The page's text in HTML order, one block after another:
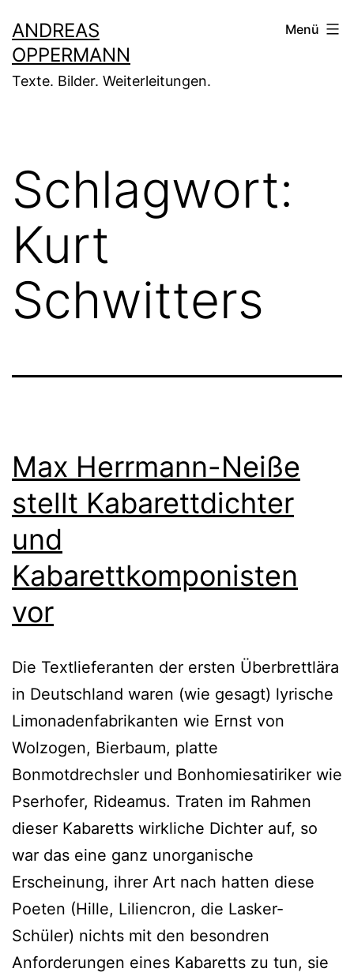
Inhalt
springen
ANDREAS
OPPERMANN
Texte. Bilder. Weiterleitungen.
Menü
Schlagwort:
Kurt
Schwitters
Max Herrmann-Neiße
stellt Kabarettdichter
und
Kabarettkomponisten
vor
Die Textlieferanten der ersten Überbrettlära
in Deutschland waren (wie gesagt) lyrische
Limonadenfabrikanten wie Ernst von
Wolzogen, Bierbaum, platte
Bonmotdrechsler und Bonhomiesatiriker wie
Pserhofer, Rideamus. Traten im Rahmen
dieser Kabaretts wirkliche Dichter auf, so
war das eine ganz unorganische
Erscheinung, ihrer Art nach hatten diese
Poeten (Hille, Liliencron, die Lasker-
Schüler) nichts mit den besondren
Anforderungen eines Kabaretts zu tun, sie